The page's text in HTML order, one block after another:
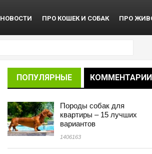
НОВОСТИ ПРО КОШЕК И СОБАК ПРО
ПОПУЛЯРНЫЕ КОММЕНТАРИИ
Породы собак для
квартиры – 15 лучших
вариантов
1406163